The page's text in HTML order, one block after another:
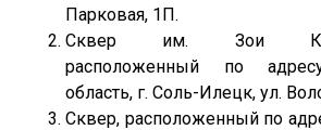
Парковая, 1П.
Сквер им. Зои
расположенный по
область, г. Соль-Илецк, ул.
Сквер, расположенный по